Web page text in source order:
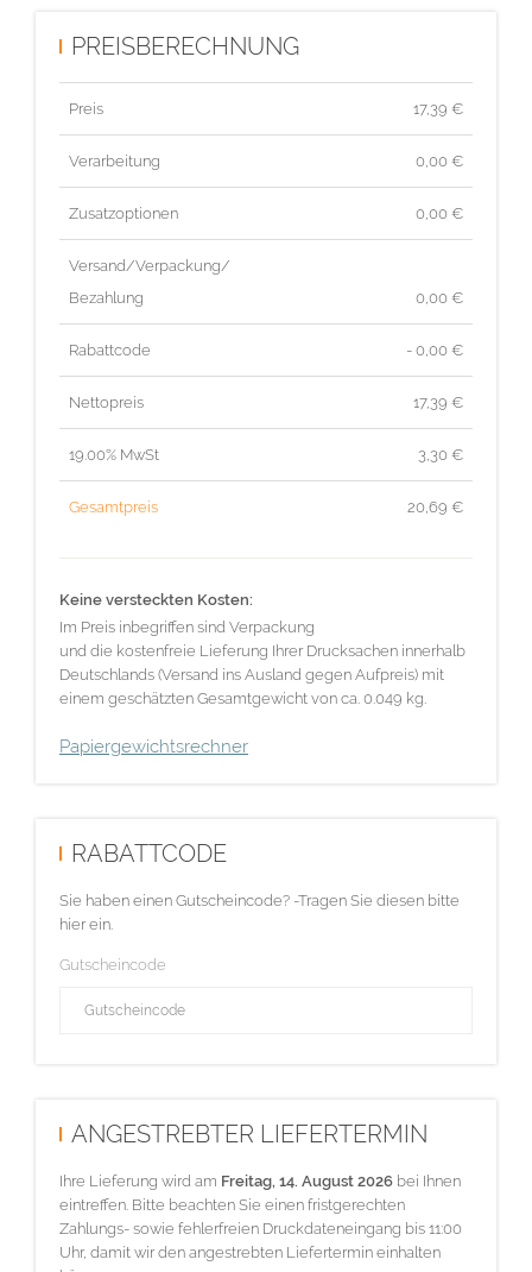
PREISBERECHNUNG
Preis 17,39 €
Verarbeitung 0,00 €
Zusatzoptionen 0,00 €
Versand/Verpackung/
Bezahlung
0,00 €
Rabattcode - 0,00 €
Nettopreis 17,39 €
19.00% MwSt 3,30 €
Gesamtpreis 20,69 €
Keine versteckten Kosten:
Im Preis inbegriffen sind Verpackung
und die kostenfreie Lieferung Ihrer Drucksachen innerhalb
Deutschlands (Versand ins Ausland gegen Aufpreis) mit
einem geschätzten Gesamtgewicht von ca. 0.049 kg.
Papiergewichtsrechner
RABATTCODE
Sie haben einen Gutscheincode? -Tragen Sie diesen bitte
hier ein.
Gutscheincode
ANGESTREBTER LIEFERTERMIN
Ihre Lieferung wird am Freitag, 14. August 2026 bei Ihnen
eintreffen. Bitte beachten Sie einen fristgerechten
Zahlungs- sowie fehlerfreien Druckdateneingang bis 11:00
Uhr, damit wir den angestrebten Liefertermin einhalten